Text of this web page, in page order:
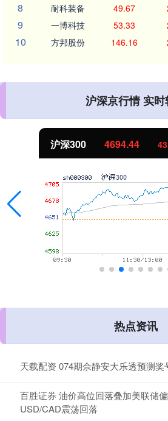
8 耐科装备 49.67
9 一博科技 53.33
10 方邦股份 146.16
沪深京行情 实时
北证50 1134.24
热点资讯
天载配资 074期佘静安大乐透预测
百胜证券 油价高位回落叠加美联储
USD/CAD震荡回落